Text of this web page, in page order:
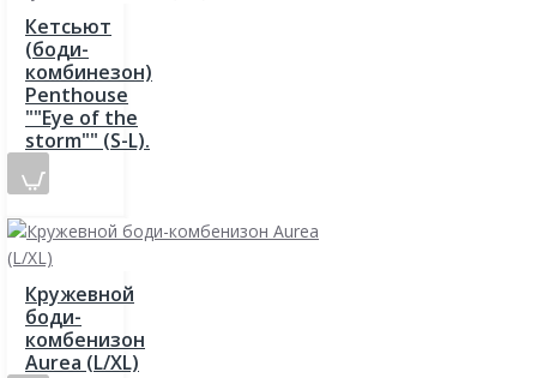
Кетсьют
(боди-
комбинезон)
Penthouse
""Eye of the
storm"" (S-L).
Кружевной
боди-
комбенизон
Aurea (L/XL)